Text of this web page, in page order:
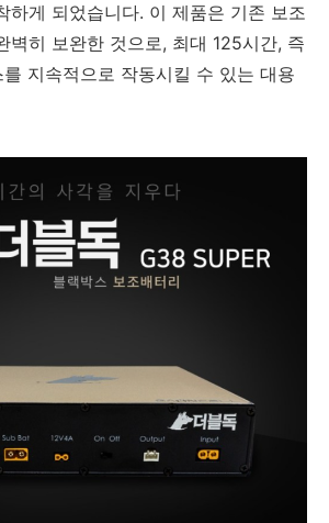
하게 되었습니다. 이 제품은 기존 보조
벽히 보완한 것으로, 최대 125시간, 즉
지속적으로 작동시킬 수 있는 대용